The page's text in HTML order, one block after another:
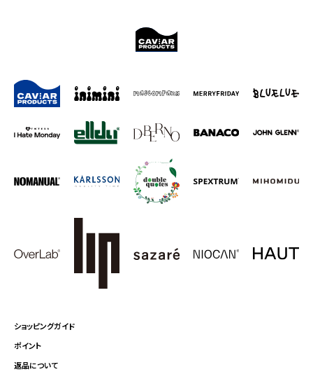
ショッピングガイド
ポイント
返品について